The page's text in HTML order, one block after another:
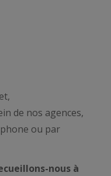
de nos agences,
ou par
nous à